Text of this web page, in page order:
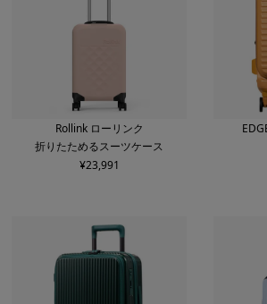
Rollink ローリンク
折りたためるスーツケース
¥23,991